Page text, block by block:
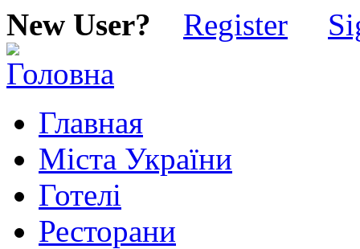
New User? Register
Главная
Міста України
Готелі
Ресторани